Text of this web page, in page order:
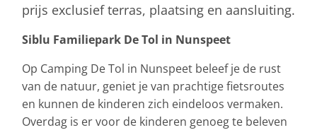
prijs exclusief terras, plaatsing en aansluiting.
Siblu Familiepark De Tol in Nunspeet
Op Camping De Tol in Nunspeet beleef je de rust
van de natuur, geniet je van prachtige fietsroutes
en kunnen de kinderen zich eindeloos vermaken.
Overdag is er voor de kinderen genoeg te beleven